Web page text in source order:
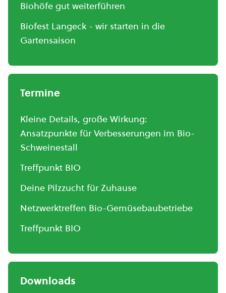
Biohöfe gut weiterführen
Biofest Langeck - wir starten in die
Gartensaison
Termine
Kleine Details, große Wirkung:
Ansatzpunkte für Verbesserungen im Bio-
Schweinestall
Treffpunkt BIO
Deine Pilzzucht für Zuhause
Netzwerktreffen Bio-Gemüsebaubetriebe
Treffpunkt BIO
Downloads